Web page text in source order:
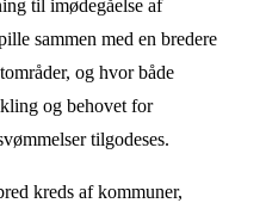
til imødegåelse af
sammen med en bredere
og hvor både
og behovet for
tilgodeses.
kreds af kommuner,